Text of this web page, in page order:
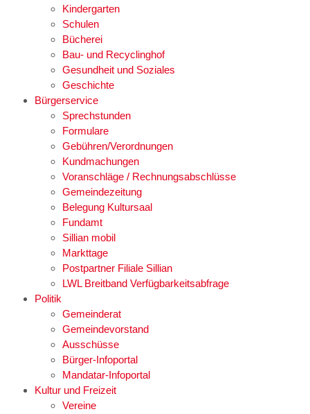
Kindergarten
Schulen
Bücherei
Bau- und Recyclinghof
Gesundheit und Soziales
Geschichte
Bürgerservice
Sprechstunden
Formulare
Gebühren/Verordnungen
Kundmachungen
Voranschläge / Rechnungsabschlüsse
Gemeindezeitung
Belegung Kultursaal
Fundamt
Sillian mobil
Markttage
Postpartner Filiale Sillian
LWL Breitband Verfügbarkeitsabfrage
Politik
Gemeinderat
Gemeindevorstand
Ausschüsse
Bürger-Infoportal
Mandatar-Infoportal
Kultur und Freizeit
Vereine